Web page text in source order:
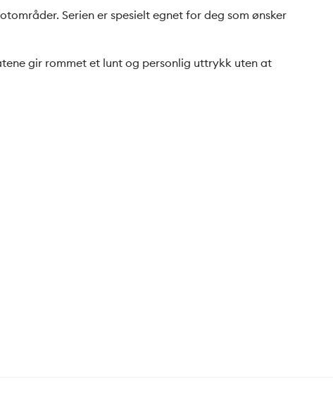
Serien er spesielt egnet for deg som ønsker
gir rommet et lunt og personlig uttrykk uten at